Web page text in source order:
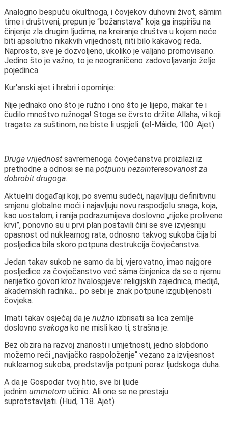
Analogno bespuću okultnoga, i čovjekov duhovni život, sâmim
time i društveni, prepun je “božanstava” koja ga inspirišu na
činjenje zla drugim ljudima, na kreiranje društva u kojem neće
biti apsolutno nikakvih vrijednosti, niti bilo kakavog reda.
Naprosto, sve je dozvoljeno, ukoliko je valjano promovisano.
Jedino što je važno, to je neograničeno zadovoljavanje želje
pojedinca.
Kur'anski ajet i hrabri i opominje:
Nije jednako ono što je ružno i ono što je lijepo, makar te i
čudilo mnoštvo ružnoga! Stoga se čvrsto držite Allaha, vi koji
tragate za suštinom, ne biste li uspjeli. (el-Mâide, 100. Ajet)
Druga vrijednost savremenoga čovječanstva proizilazi iz
prethodne a odnosi se na potpunu nezainteresovanost za
dobrobit drugoga.
Aktuelni događaji koji, po svemu sudeći, najavljuju definitivnu
smjenu globalne moći i najavljuju novu raspodjelu snaga, koja,
kao uostalom, i ranija podrazumijeva doslovno „rijeke prolivene
krvi”, ponovno su u prvi plan postavili čini se sve izvjesniju
opasnost od nuklearnog rata, odnosno takvog sukoba čija bi
posljedica bila skoro potpuna destrukcija čovječanstva.
Jedan takav sukob ne samo da bi, vjerovatno, imao najgore
posljedice za čovječanstvo već sâma činjenica da se o njemu
nerijetko govori kroz hvalospjeve: religijskih zajednica, medijâ,
akademskih radnika… po sebi je znak potpune izgubljenosti
čovjeka.
Imati takav osjećaj da je nužno izbrisati sa lica zemlje
doslovno svakoga ko ne misli kao ti, strašna je.
Bez obzira na razvoj znanosti i umjetnosti, jedno slobdono
možemo reći „navijačko raspoloženje“ vezano za izvijesnost
nuklearnog sukoba, predstavlja potpuni poraz ljudskoga duha.
A da je Gospodar tvoj htio, sve bi ljude
jednim ummetom učinio. Ali one se ne prestaju
suprotstavljati. (Hud, 118. Ajet)